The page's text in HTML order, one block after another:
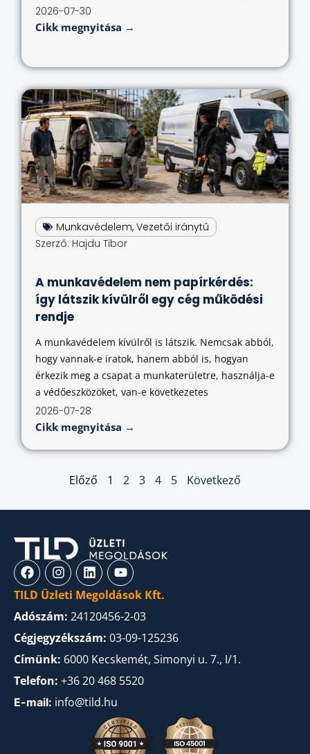
2026-07-30
Cikk megnyitása →
Munkavédelem, Vezetői iránytű
Szerző: Hajdu Tibor
A munkavédelem nem papírkérdés:
így látszik kívülről egy cég működési
rendje
A munkavédelem kívülről is látszik. Nemcsak abból,
hogy vannak-e iratok, hanem abból is, hogyan
érkezik meg a csapat a munkaterületre, használja-e
a védőeszközöket, van-e következetes
2026-07-28
Cikk megnyitása →
Előző 1 2 3 4 5 Következő
TILD Üzleti Megoldások Kft.
Adószám: 24120456-2-03
Cégjegyzékszám: 03-09-125236
Címünk: 6000 Kecskemét, Simonyi u. 7., I/1.
Telefon: +36 20 468 5520
E-mail: info@tild.hu